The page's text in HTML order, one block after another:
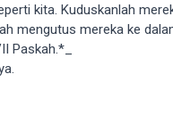
kita. Kuduskanlah
mengutus mereka ke
Paskah.*_